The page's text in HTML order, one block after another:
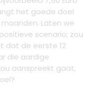
het goede doel
Laten we
scenario; zou
dat de eerste 12
die aardige
aanspreekt gaat,